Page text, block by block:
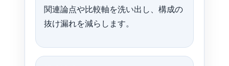
関連論点や比較軸を洗い出し、構成の
抜け漏れを減らします。